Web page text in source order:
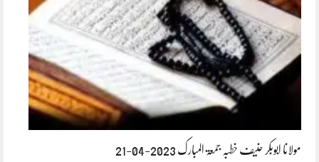
مولانا ابوبکر حنیف خطبہ جمعۃ المبارک 2023-04-21